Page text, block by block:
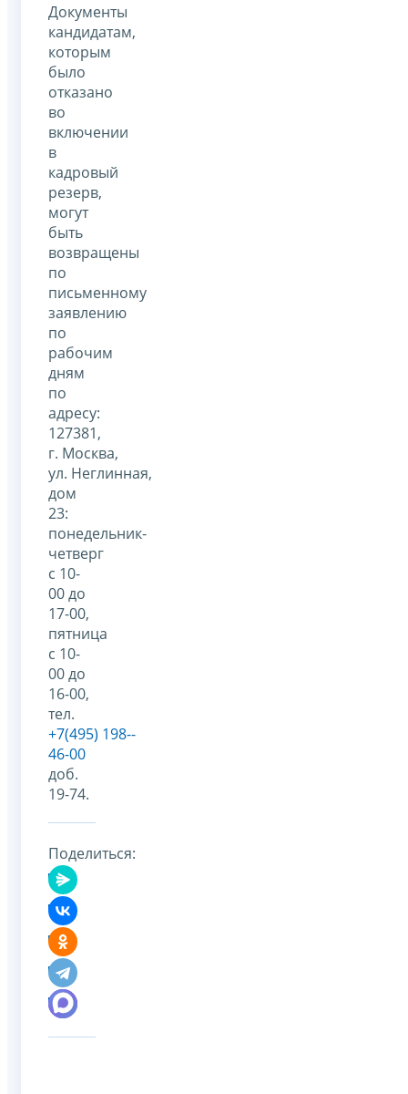
Документы
кандидатам,
которым
было
отказано
во
включении
в
кадровый
резерв,
могут
быть
возвращены
по
письменному
заявлению
по
рабочим
дням
по
адресу:
127381,
г. Москва,
ул. Неглинная,
дом
23:
понедельник-
четверг
с 10-
00 до
17-00,
пятница
с 10-
00 до
16-00,
тел.
+7(495) 198-­
46-­00
доб.
19-74.
Поделиться: